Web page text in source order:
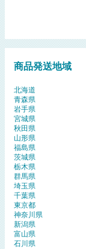
商品発送地域
北海道
青森県
岩手県
宮城県
秋田県
山形県
福島県
茨城県
栃木県
群馬県
埼玉県
千葉県
東京都
神奈川県
新潟県
富山県
石川県